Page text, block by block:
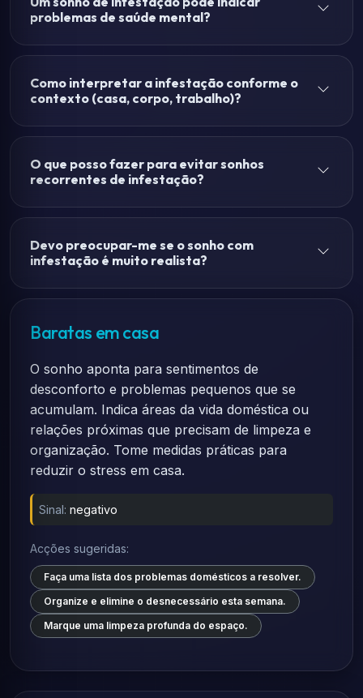
problemas de saúde mental?
Como interpretar a infestação conforme o
contexto (casa, corpo, trabalho)?
O que posso fazer para evitar sonhos
recorrentes de infestação?
Devo preocupar-me se o sonho com
infestação é muito realista?
Baratas em casa
O sonho aponta para sentimentos de
desconforto e problemas pequenos que se
acumulam. Indica áreas da vida doméstica ou
relações próximas que precisam de limpeza e
organização. Tome medidas práticas para
reduzir o stress em casa.
Sinal: negativo
Acções sugeridas:
Faça uma lista dos problemas domésticos a resolver.
Organize e elimine o desnecessário esta semana.
Marque uma limpeza profunda do espaço.